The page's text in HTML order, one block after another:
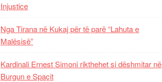
Injustice
Nga Tirana në Kukaj për të parë “Lahuta e
Malësisë”
Kardinali Ernest Simoni rikthehet si dëshmitar në
Burgun e Spaçit